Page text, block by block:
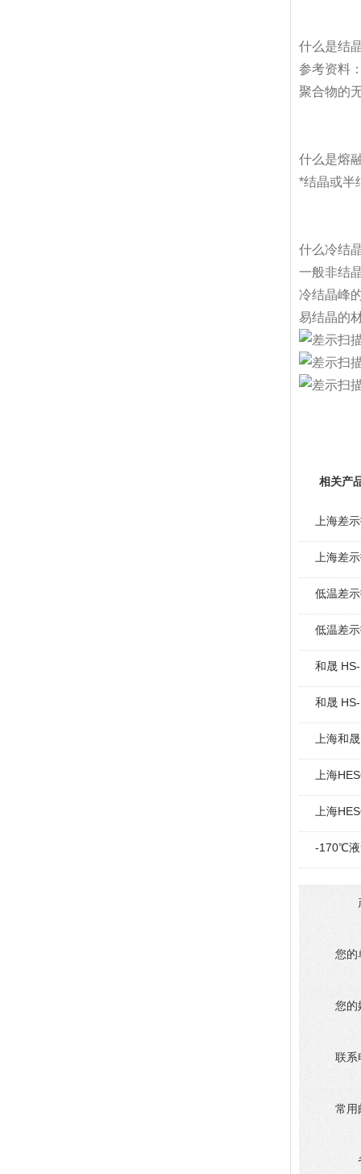
什么是结
参考资料
聚合物的
什么是熔
*结晶或半
什么冷结
一般非结
冷结晶峰
易结晶的
相关产
上海差
上海差
低温差
低温差
和晟
和晟
上海和
上海
上海
-170℃液
您的
您的
联系
常用